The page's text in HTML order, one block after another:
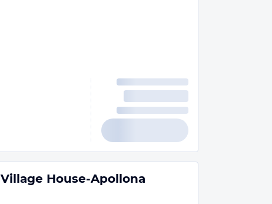
House-Apollona